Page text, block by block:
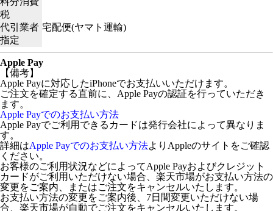
税
代引業者
指定
宅配便(ヤマト運輸)
Apple Pay
【備考】
Apple Payに対応したiPhoneでお支払いいただけます。
ご注文を確定する直前に、Apple Payの認証を行っていただき
ます。
Apple Payでのお支払い方法
Apple Payでご利用できるカードは発行会社によって異なりま
す。
詳細はApple Payでのお支払い方法よりAppleのサイトをご確認
ください。
お客様のご利用状況などによってApple Payおよびクレジット
カードがご利用いただけない場合、楽天市場がお支払い方法の
変更をご案内、またはご注文をキャンセルいたします。
お支払い方法の変更をご案内後、7日間変更いただけない場
合、楽天市場が自動でご注文をキャンセルいたします。